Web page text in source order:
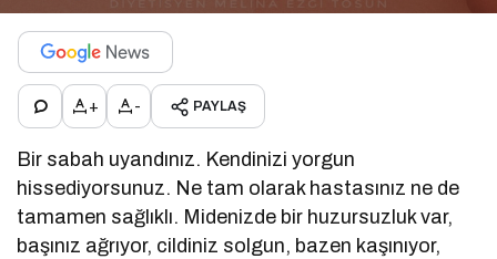
+ - PAYLAŞ
Bir sabah uyandınız. Kendinizi yorgun
hissediyorsunuz. Ne tam olarak hastasınız ne de
tamamen sağlıklı. Midenizde bir huzursuzluk var,
başınız ağrıyor, cildiniz solgun, bazen kaşınıyor,